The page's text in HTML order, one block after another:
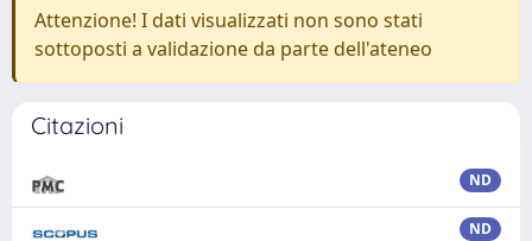
Attenzione! I dati visualizzati non sono stati
sottoposti a validazione da parte dell'ateneo
Citazioni
ND
ND